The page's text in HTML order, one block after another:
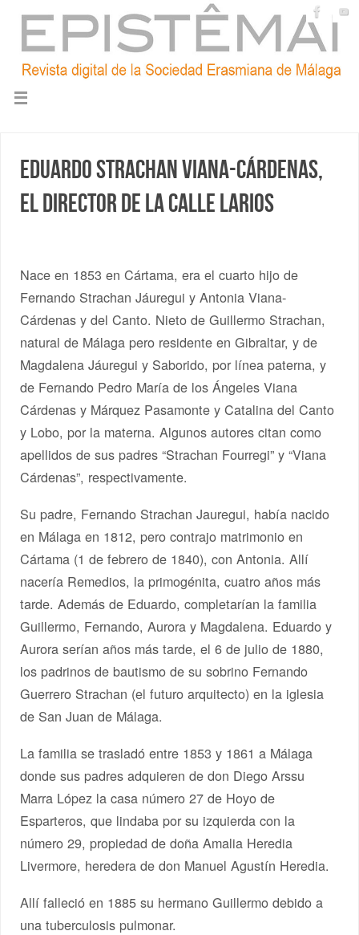
Eduardo Strachan Viana-Cárdenas,
el director de la calle Larios
Nace en 1853 en Cártama, era el cuarto hijo de
Fernando Strachan Jáuregui y Antonia Viana-
Cárdenas y del Canto. Nieto de Guillermo Strachan,
natural de Málaga pero residente en Gibraltar, y de
Magdalena Jáuregui y Saborido, por línea paterna, y
de Fernando Pedro María de los Ángeles Viana
Cárdenas y Márquez Pasamonte y Catalina del Canto
y Lobo, por la materna. Algunos autores citan como
apellidos de sus padres “Strachan Fourregi” y “Viana
Cárdenas”, respectivamente.
Su padre, Fernando Strachan Jauregui, había nacido
en Málaga en 1812, pero contrajo matrimonio en
Cártama (1 de febrero de 1840), con Antonia. Allí
nacería Remedios, la primogénita, cuatro años más
tarde. Además de Eduardo, completarían la familia
Guillermo, Fernando, Aurora y Magdalena. Eduardo y
Aurora serían años más tarde, el 6 de julio de 1880,
los padrinos de bautismo de su sobrino Fernando
Guerrero Strachan (el futuro arquitecto) en la iglesia
de San Juan de Málaga.
La familia se trasladó entre 1853 y 1861 a Málaga
donde sus padres adquieren de don Diego Arssu
Marra López la casa número 27 de Hoyo de
Esparteros, que lindaba por su izquierda con la
número 29, propiedad de doña Amalia Heredia
Livermore, heredera de don Manuel Agustín Heredia.
Allí falleció en 1885 su hermano Guillermo debido a
una tuberculosis pulmonar.